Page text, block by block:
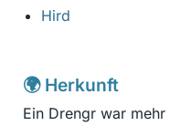
Hird
🌍 Herkunft
Ein Drengr war